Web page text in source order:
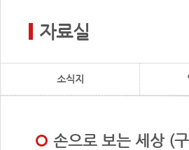
자료실
소식지
손으로 보는 세상 (